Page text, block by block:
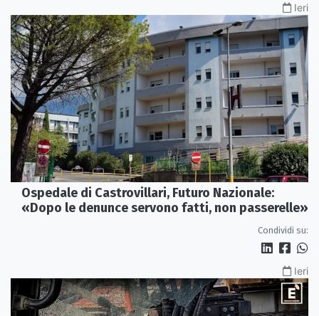
Ieri
Ospedale di Castrovillari, Futuro Nazionale:
«Dopo le denunce servono fatti, non passerelle»
Condividi su:
Ieri